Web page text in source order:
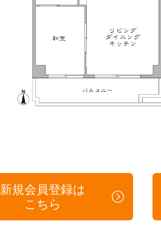
新規会員登録は
こちら